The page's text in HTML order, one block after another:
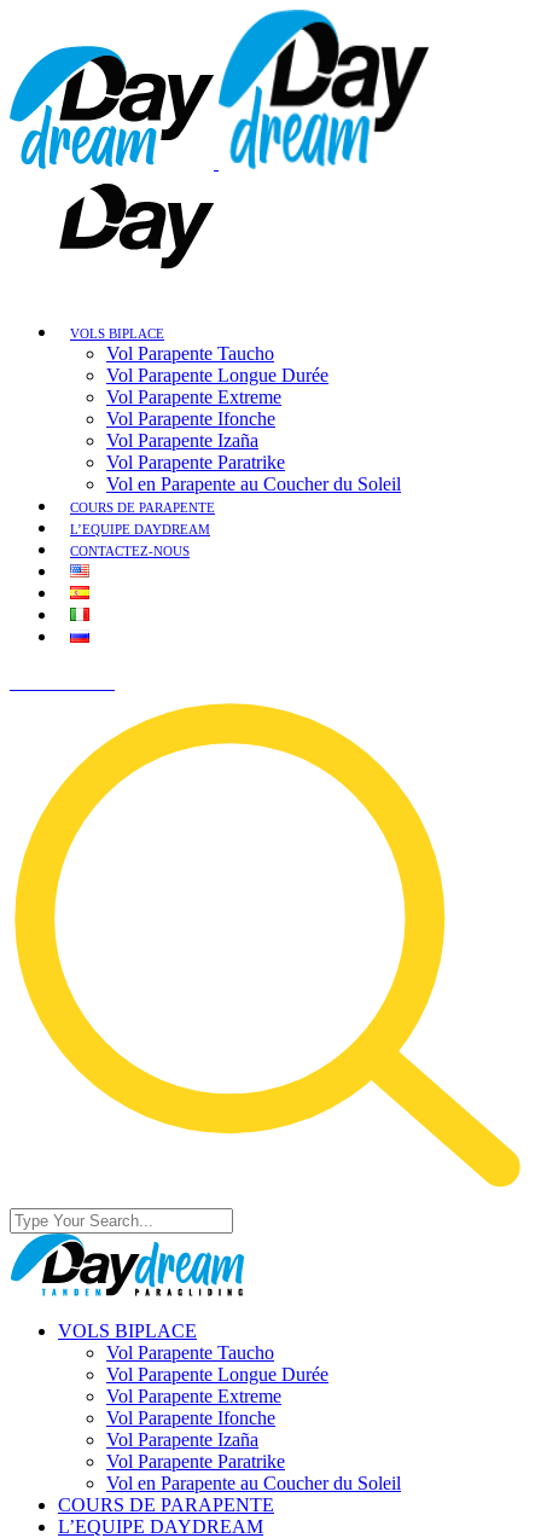
VOLS BIPLACE
Vol Parapente Taucho
Vol Parapente Longue Durée
Vol Parapente Extreme
Vol Parapente Ifonche
Vol Parapente Izaña
Vol Parapente Paratrike
Vol en Parapente au Coucher du Soleil
COURS DE PARAPENTE
L’EQUIPE DAYDREAM
CONTACTEZ-NOUS
VOLS BIPLACE
Vol Parapente Taucho
Vol Parapente Longue Durée
Vol Parapente Extreme
Vol Parapente Ifonche
Vol Parapente Izaña
Vol Parapente Paratrike
Vol en Parapente au Coucher du Soleil
COURS DE PARAPENTE
L’EQUIPE DAYDREAM